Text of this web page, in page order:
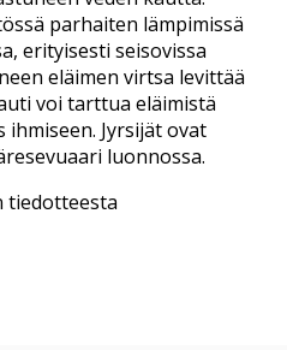
parhaiten lämpimissä
erityisesti seisovissa
eläimen virtsa levittää
voi tarttua eläimistä
Jyrsijät ovat
luonnossa.
tiedotteesta